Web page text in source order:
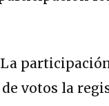
La
votos la